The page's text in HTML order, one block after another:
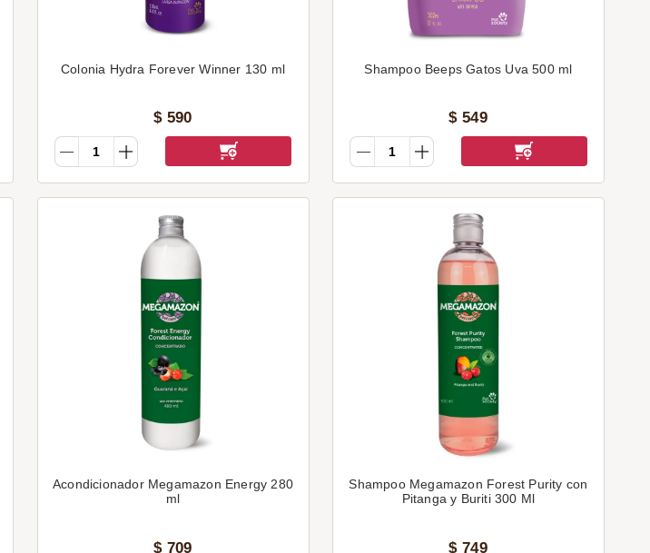
Colonia Hydra Forever Winner 130 ml
$ 590
Shampoo Beeps Gatos Uva 500 ml
$ 549
Acondicionador Megamazon Energy 280
ml
$ 709
Shampoo Megamazon Forest Purity con
Pitanga y Buriti 300 Ml
$ 749